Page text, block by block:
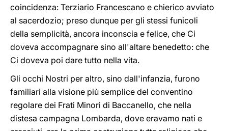
coincidenza: Terziario Francescano e chierico avviato
al sacerdozio; preso dunque per gli stessi funicoli
della semplicità, ancora inconscia e felice, che Ci
doveva accompagnare sino all'altare benedetto: che
Ci doveva poi dare tutto nella vita.
Gli occhi Nostri per altro, sino dall'infanzia, furono
familiari alla visione più semplice del conventino
regolare dei Frati Minori di Baccanello, che nella
distesa campagna Lombarda, dove eravamo nati e